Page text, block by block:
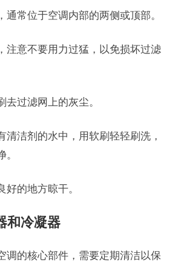
通常位于空调内部的两侧或顶部。
注意不要用力过猛，以免损坏过滤
去过滤网上的灰尘。
清洁剂的水中，用软刷轻轻刷洗，
好的地方晾干。
和冷凝器
调的核心部件，需要定期清洁以保